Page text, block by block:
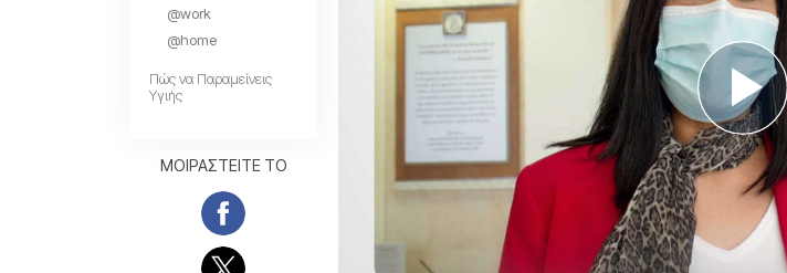
Αγάπη και Μίσος –
Tι είναι η Μεγαλοσύνη;
@work
@home
Πώς να Παραμείνεις
Υγιής
ΜΟΙΡΑΣΤΕΙΤΕ ΤΟ